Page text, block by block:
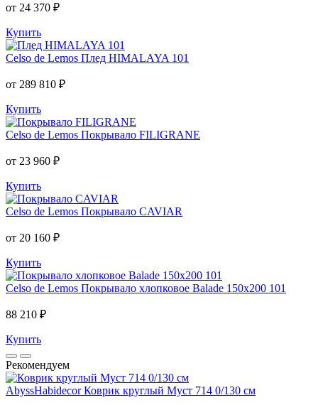
от 24 370 ₽
Купить
Celso de Lemos Плед HIMALAYA 101
от 289 810 ₽
Купить
Celso de Lemos Покрывало FILIGRANE
от 23 960 ₽
Купить
Celso de Lemos Покрывало CAVIAR
от 20 160 ₽
Купить
Celso de Lemos Покрывало хлопковое Balade 150x200 101
88 210 ₽
Купить
Рекомендуем
AbyssHabidecor Коврик круглый Муст 714 0/130 см